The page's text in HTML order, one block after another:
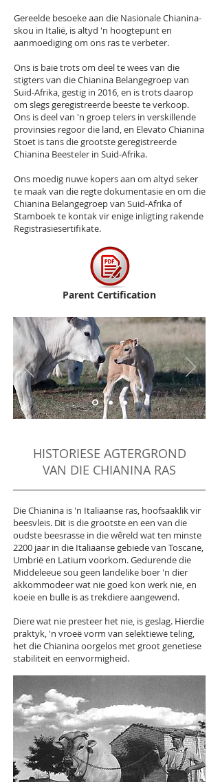
Gereelde besoeke aan die Nasionale Chianina-
skou in Italië, is altyd 'n hoogtepunt en
aanmoediging om ons ras te verbeter.
Ons is baie trots om deel te wees van die
stigters van die Chianina Belangegroep van
Suid-Afrika, gestig in 2016, en is trots daarop
om slegs geregistreerde beeste te verkoop.
Ons is deel van 'n groep telers in verskillende
provinsies regoor die land, en Elevato Chianina
Stoet is tans die grootste geregistreerde
Chianina Beesteler in Suid-Afrika.
Ons moedig nuwe kopers aan om altyd seker
te maak van die regte dokumentasie en om die
Chianina Belangegroep van Suid-Afrika of
Stamboek te kontak vir enige inligting rakende
Registrasiesertifikate.​
Parent Certification
HISTORIESE AGTERGROND
VAN DIE CHIANINA RAS
Die Chianina is 'n Italiaanse ras, hoofsaaklik vir
beesvleis. Dit is die grootste en een van die
oudste beesrasse in die wêreld wat ten minste
2200 jaar in die Italiaanse gebiede van Toscane,
Umbrië en Latium voorkom. Gedurende die
Middeleeue sou geen landelike boer 'n dier
akkommodeer wat nie goed kon werk nie, en
koeie en bulle is as trekdiere aangewend.
Diere wat nie presteer het nie, is geslag. Hierdie
praktyk, 'n vroeë vorm van selektiewe teling,
het die Chianina oorgelos met groot genetiese
stabiliteit en eenvormigheid.